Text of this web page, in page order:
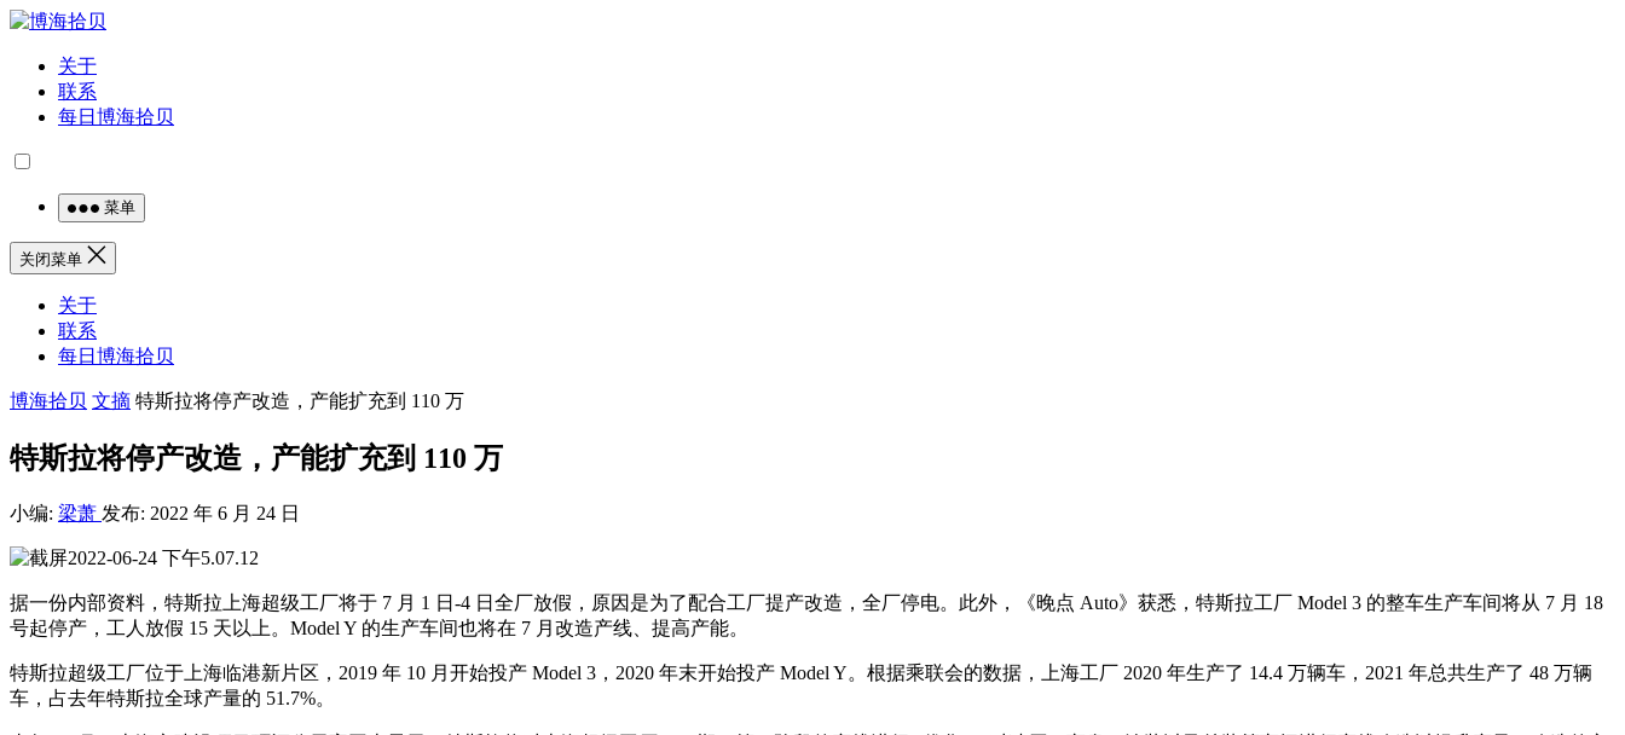
关于
联系
每日博海拾贝
菜单
关闭菜单
关于
联系
每日博海拾贝
博海拾贝 文摘 特斯拉将停产改造，产能扩充到 110 万
特斯拉将停产改造，产能扩充到 110 万
小编: 梁萧 发布: 2022 年 6 月 24 日
据一份内部资料，特斯拉上海超级工厂将于 7 月 1 日-4 日全厂放假，原因是为了配合工厂提产改造，全厂停电。此外，《晚点 Auto》获悉，特斯拉工厂 Model 3 的整车生产车间将从 7 月 18
号起停产，工人放假 15 天以上。Model Y 的生产车间也将在 7 月改造产线、提高产能。
特斯拉超级工厂位于上海临港新片区，2019 年 10 月开始投产 Model 3，2020 年末开始投产 Model Y。根据乘联会的数据，上海工厂 2020 年生产了 14.4 万辆车，2021 年总共生产了 48 万辆
车，占去年特斯拉全球产量的 51.7%。